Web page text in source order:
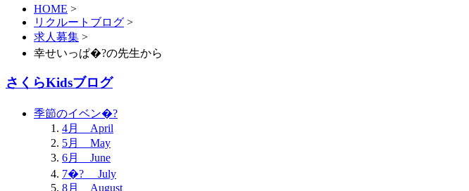
HOME >
リクルートブログ >
求人募集 >
幸せいっぱ�?の先生から
さくらKidsブログ
季節のイベン�?
4月 April
5月 May
6月 June
7�? July
8月 August